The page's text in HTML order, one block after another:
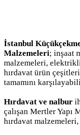
İstanbul
Malzemeleri; inşaat
malzemeleri,
hırdavat ürün
tamamını
Hırdavat ve nalbur
çalışan Mertler Yapı
hırdavat